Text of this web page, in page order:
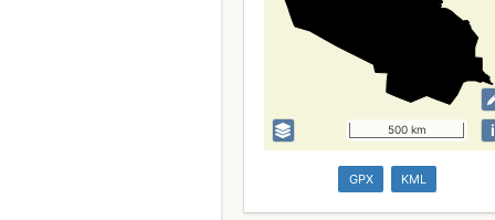
500 km i
GPX KML